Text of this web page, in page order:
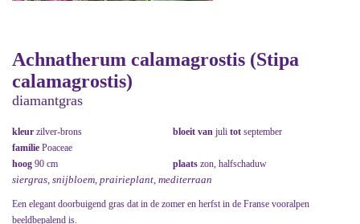
Achnatherum calamagrostis (Stipa
calamagrostis)
diamantgras
kleur zilver-brons bloeit van juli tot september
familie Poaceae
hoog 90 cm plaats zon, halfschaduw
siergras, snijbloem, prairieplant, mediterraan
Een elegant doorbuigend gras dat in de zomer en herfst in de Franse vooralpen
beeldbepalend is.